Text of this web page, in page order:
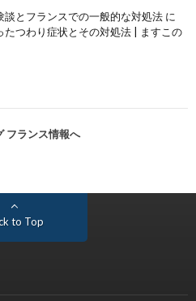
談とフランスでの一般的な対処法 に
たつわり症状とその対処法 | ますこの
to Top